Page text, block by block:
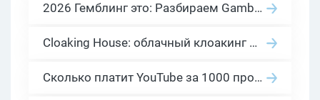
2026 Гемблинг это: Разбираем Gambling вертикаль, и все что связано с гемблинг и беттинг офферами
Cloaking House: облачный клоакинг для фильтрации ботов FB и Google Ads — гайд PHP-интеграции 2026
Сколько платит YouTube за 1000 просмотров в 2026: реальные цифры от 0.5 до 36 USD по ГЕО